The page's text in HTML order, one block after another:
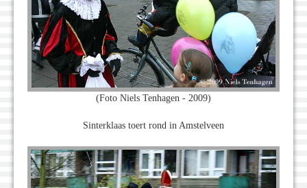
(Foto Niels Tenhagen - 2009)
Sinterklaas toert rond in Amstelveen